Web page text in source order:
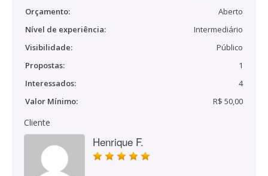
Orçamento:
Aberto
Nível de experiência:
Intermediário
Visibilidade:
Público
Propostas:
1
Interessados:
4
Valor Mínimo:
R$ 50,00
Cliente
Henrique F.